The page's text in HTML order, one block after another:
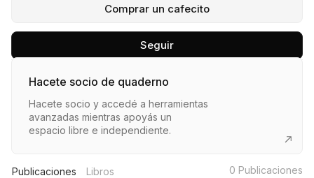
Comprar un cafecito
Seguir
Hacete socio de quaderno
Hacete socio y accedé a herramientas
avanzadas mientras apoyás un
espacio libre e independiente.
Publicaciones Libros 0 Publicaciones